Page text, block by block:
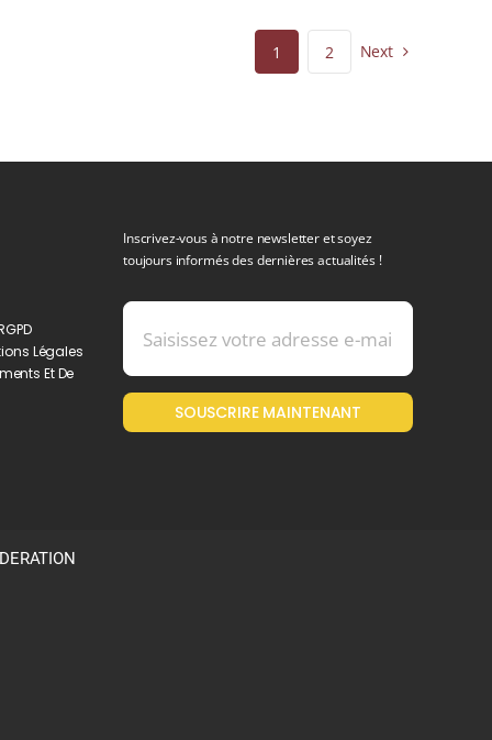
1 2 Next
Légales
Et De
Inscrivez-vous à notre newsletter et soyez
toujours informés des dernières actualités !
SOUSCRIRE MAINTENANT